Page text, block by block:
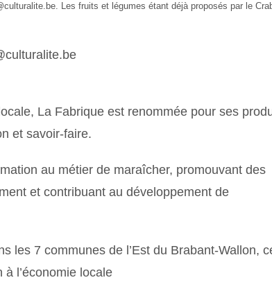
Les fruits et légumes étant déjà proposés par le
La Fabrique est renommée pour ses
et savoir-faire.
au métier de maraîcher, promouvant des
et contribuant au développement de
les 7 communes de l’Est du Brabant-Wallon,
l’économie locale